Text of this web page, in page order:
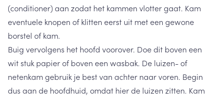
(conditioner) aan zodat het kammen vlotter gaat. Kam
eventuele knopen of klitten eerst uit met een gewone
borstel of kam.
Buig vervolgens het hoofd voorover. Doe dit boven een
wit stuk papier of boven een wasbak. De luizen- of
netenkam gebruik je best van achter naar voren. Begin
dus aan de hoofdhuid, omdat hier de luizen zitten. Kam